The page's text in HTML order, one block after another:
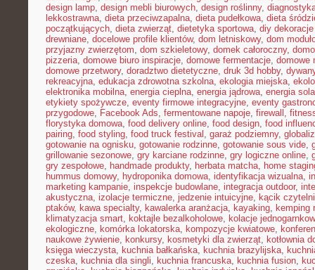
design lamp, design mebli biurowych, design roślinny,
lekkostrawna, dieta przeciwzapalna, dieta pudełkowa, dieta
początkujących, dieta zwierząt, dietetyka sportowa, diy
drewniane, docelowe profile klientów, dom letniskowy, dom
przyjazny zwierzętom, dom szkieletowy, domek całoroczny,
pizzeria, domowe biuro inspiracje, domowe fermentacje, domowe
domowe przetwory, doradztwo dietetyczne, druk 3d hobby,
rekreacyjna, edukacja zdrowotna szkolna, ekologia miejska,
elektronika mobilna, energia cieplna, energia jądrowa, energia
etykiety spożywcze, eventy firmowe integracyjne, eventy
przygodowe, Facebook Ads, fermentowane napoje, firewall ,
florystyka domowa, food delivery online, food design, food
pairing, food styling, food truck festival , garaż podziemny,
gotowanie na ognisku, gotowanie rodzinne, gotowanie sous vide,
grillowanie sezonowe, gry karciane rodzinne, gry logiczne online,
gry zespołowe, handmade produkty, herbata matcha, home
hummus domowy, hydroponika domowa, identyfikacja wizualna,
marketing kampanie, inspekcje budowlane, integracja outdoor,
akustyczna, izolacje termiczne, jedzenie intuicyjne, kącik
ptaków, kawa specialty, kawalerka aranżacja, kayaking, kemping
klimatyzacja smart, koktajle bezalkoholowe, kolacje
ekologiczne, komórka lokatorska, kompozycje kwiatowe,
naukowe żywienie, konkursy, kosmetyki dla zwierząt, kotłownia
księga wieczysta, kuchnia bałkańska, kuchnia brazylijska,
czeska, kuchnia dla singli, kuchnia francuska, kuchnia fusion,